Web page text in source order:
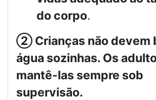
do corpo.
② Crianças não devem
água sozinhas. Os
mantê-las sempre sob
supervisão.